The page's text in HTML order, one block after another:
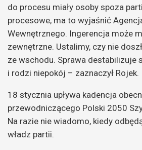
do procesu miały osoby spoza
procesowe, ma to wyjaśnić
Wewnętrznego. Ingerencja może
zewnętrzne. Ustalimy, czy nie
ze wschodu. Sprawa destabilizuje
i rodzi niepokój – zaznaczył Rojek.
18 stycznia upływa kadencja
przewodniczącego Polski 2050
Na razie nie wiadomo, kiedy
władz partii.